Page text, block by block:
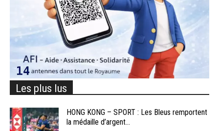
Les plus lus
HONG KONG – SPORT : Les Bleus remportent
la médaille d’argent...